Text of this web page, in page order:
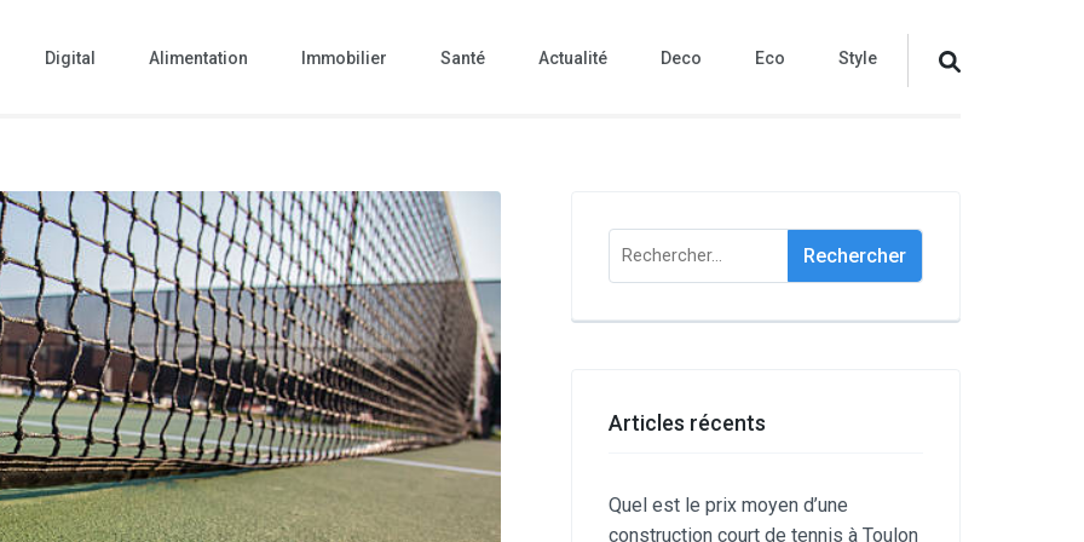
Digital Alimentation Immobilier Santé Actualité Deco Eco Style
Rechercher :
Articles récents
Quel est le prix moyen d’une
construction court de tennis à Toulon